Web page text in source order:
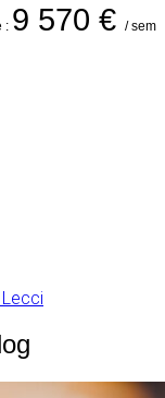
: 9 570 € / sem